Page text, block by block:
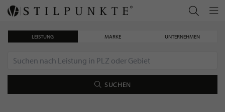
LEISTUNG MARKE UNTERNEHMEN
SUCHEN